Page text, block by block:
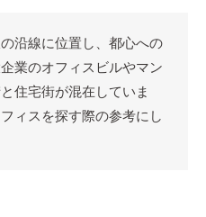
沿線に位置し、都心への
業のオフィスビルやマン
住宅街が混在していま
ィスを探す際の参考にし